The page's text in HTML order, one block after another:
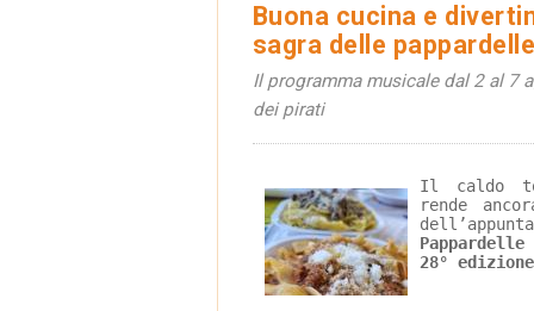
Buona cucina e
sagra delle
Il programma musicale dal 2 al 7
dei pirati
Il caldo
rende
28° edizione